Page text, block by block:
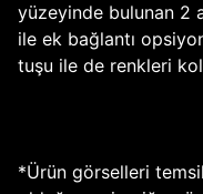
yüzeyinde bulunan 2
ile ek bağlantı
tuşu ile de renkleri
*Ürün görselleri